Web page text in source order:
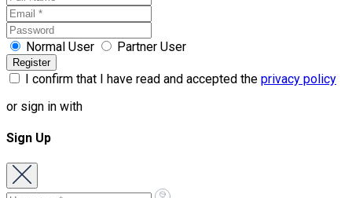
Normal User Partner User
I confirm that I have read and accepted the privacy policy
or sign in with
Sign Up